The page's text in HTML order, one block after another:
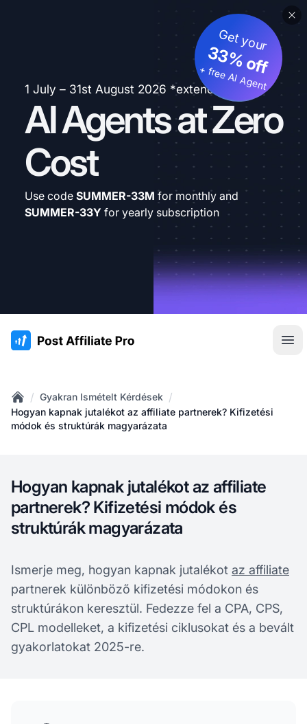
1 July – 31st August 2026 *extended
AI Agents at Zero
Cost
Get your
33% off
+ free AI Agent
Use code SUMMER-33M for monthly and
SUMMER-33Y for yearly subscription
:site.title
Home
/ Gyakran Ismételt Kérdések /
Hogyan kapnak jutalékot az affiliate partnerek? Kifizetési
módok és struktúrák magyarázata
Hogyan kapnak jutalékot az affiliate
partnerek? Kifizetési módok és
struktúrák magyarázata
Ismerje meg, hogyan kapnak jutalékot az affiliate
partnerek különböző kifizetési módokon és
struktúrákon keresztül. Fedezze fel a CPA, CPS,
CPL modelleket, a kifizetési ciklusokat és a bevált
gyakorlatokat 2025-re.